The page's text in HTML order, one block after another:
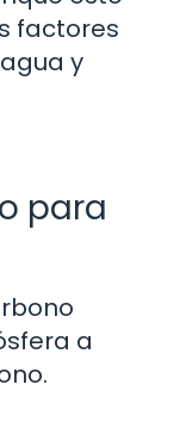
factores
y
para
a